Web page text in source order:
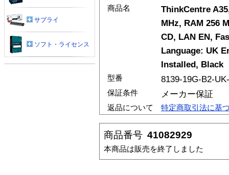
商品名
ThinkCentre
MHz, RAM 256
CD, LAN EN,
Language: UK
Installed, Black
型番 8139-19G-B2-
保証条件 メーカー保証
返品について 特定商取引法に基
商品番号 41082929
本商品は販売を終了しました
サプライ
ソフト・ライセンス